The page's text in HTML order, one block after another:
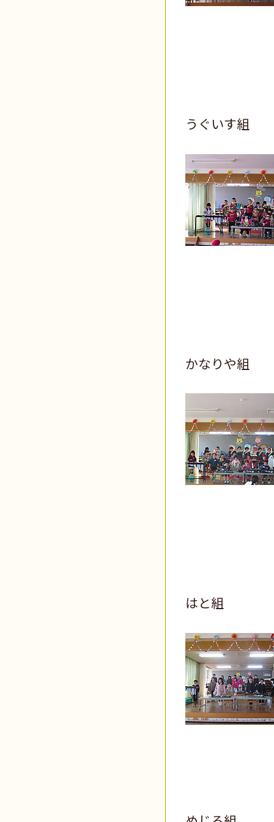
うぐいす組
かなりや組
はと組